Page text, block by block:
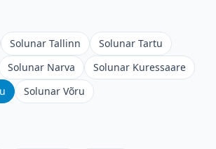
Solunar Tallinn
Solunar Tartu
Solunar Narva
Solunar Kuressaare
Solunar Võru